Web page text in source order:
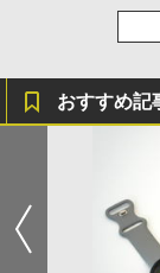
おすすめ記